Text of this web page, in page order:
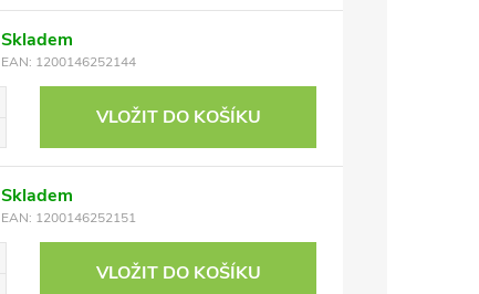
Skladem
EAN: 1200146252144
VLOŽIT DO KOŠÍKU
Skladem
EAN: 1200146252151
VLOŽIT DO KOŠÍKU